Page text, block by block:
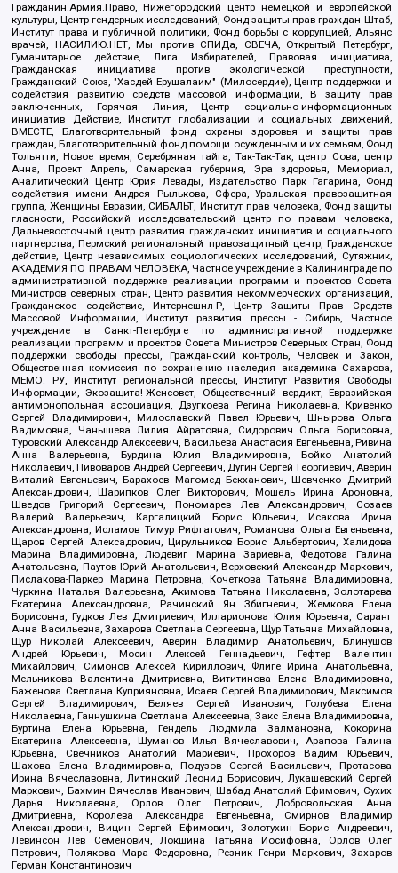
Гражданин.Армия.Право, Нижегородский центр немецкой и европейской
культуры, Центр гендерных исследований, Фонд защиты прав граждан Штаб,
Институт права и публичной политики, Фонд борьбы с коррупцией, Альянс
врачей, НАСИЛИЮ.НЕТ, Мы против СПИДа, СВЕЧА, Открытый Петербург,
Гуманитарное действие, Лига Избирателей, Правовая инициатива,
Гражданская инициатива против экологической преступности,
Гражданский Союз, "Хасдей Ерушалаим" (Милосердие), Центр поддержки и
содействия развитию средств массовой информации, В защиту прав
заключенных, Горячая Линия, Центр социально-информационных
инициатив Действие, Институт глобализации и социальных движений,
ВМЕСТЕ, Благотворительный фонд охраны здоровья и защиты прав
граждан, Благотворительный фонд помощи осужденным и их семьям, Фонд
Тольятти, Новое время, Серебряная тайга, Так-Так-Так, центр Сова, центр
Анна, Проект Апрель, Самарская губерния, Эра здоровья, Мемориал,
Аналитический Центр Юрия Левады, Издательство Парк Гагарина, Фонд
содействия имени Андрея Рылькова, Сфера, Уральская правозащитная
группа, Женщины Евразии, СИБАЛЬТ, Институт прав человека, Фонд защиты
гласности, Российский исследовательский центр по правам человека,
Дальневосточный центр развития гражданских инициатив и социального
партнерства, Пермский региональный правозащитный центр, Гражданское
действие, Центр независимых социологических исследований, Сутяжник,
АКАДЕМИЯ ПО ПРАВАМ ЧЕЛОВЕКА, Частное учреждение в Калининграде по
административной поддержке реализации программ и проектов Совета
Министров северных стран, Центр развития некоммерческих организаций,
Гражданское содействие, Интернешнл-Р, Центр Защиты Прав Средств
Массовой Информации, Институт развития прессы - Сибирь, Частное
учреждение в Санкт-Петербурге по административной поддержке
реализации программ и проектов Совета Министров Северных Стран, Фонд
поддержки свободы прессы, Гражданский контроль, Человек и Закон,
Общественная комиссия по сохранению наследия академика Сахарова,
МЕМО. РУ, Институт региональной прессы, Институт Развития Свободы
Информации, Экозащита!-Женсовет, Общественный вердикт, Евразийская
антимонопольная ассоциация, Дзугкоева Регина Николаевна, Кривенко
Сергей Владимирович, Милославский Павел Юрьевич, Шнырова Ольга
Вадимовна, Чанышева Лилия Айратовна, Сидорович Ольга Борисовна,
Туровский Александр Алексеевич, Васильева Анастасия Евгеньевна, Ривина
Анна Валерьевна, Бурдина Юлия Владимировна, Бойко Анатолий
Николаевич, Пивоваров Андрей Сергеевич, Дугин Сергей Георгиевич, Аверин
Виталий Евгеньевич, Барахоев Магомед Бекханович, Шевченко Дмитрий
Александрович, Шарипков Олег Викторович, Мошель Ирина Ароновна,
Шведов Григорий Сергеевич, Пономарев Лев Александрович, Созаев
Валерий Валерьевич, Каргалицкий Борис Юльевич, Исакова Ирина
Александровна, Исламов Тимур Рифгатович, Романова Ольга Евгеньевна,
Щаров Сергей Алексадрович, Цирульников Борис Альбертович, Халидова
Марина Владимировна, Людевиг Марина Зариевна, Федотова Галина
Анатольевна, Паутов Юрий Анатольевич, Верховский Александр Маркович,
Пислакова-Паркер Марина Петровна, Кочеткова Татьяна Владимировна,
Чуркина Наталья Валерьевна, Акимова Татьяна Николаевна, Золотарева
Екатерина Александровна, Рачинский Ян Збигневич, Жемкова Елена
Борисовна, Гудков Лев Дмитриевич, Илларионова Юлия Юрьевна, Саранг
Анна Васильевна, Захарова Светлана Сергеевна, Щур Татьяна Михайловна,
Щур Николай Алексеевич, Аверин Владимир Анатольевич, Блинушов
Андрей Юрьевич, Мосин Алексей Геннадьевич, Гефтер Валентин
Михайлович, Симонов Алексей Кириллович, Флиге Ирина Анатольевна,
Мельникова Валентина Дмитриевна, Вититинова Елена Владимировна,
Баженова Светлана Куприяновна, Исаев Сергей Владимирович, Максимов
Сергей Владимирович, Беляев Сергей Иванович, Голубева Елена
Николаевна, Ганнушкина Светлана Алексеевна, Закс Елена Владимировна,
Буртина Елена Юрьевна, Гендель Людмила Залмановна, Кокорина
Екатерина Алексеевна, Шуманов Илья Вячеславович, Арапова Галина
Юрьевна, Свечников Анатолий Мариевич, Прохоров Вадим Юрьевич,
Шахова Елена Владимировна, Подузов Сергей Васильевич, Протасова
Ирина Вячеславовна, Литинский Леонид Борисович, Лукашевский Сергей
Маркович, Бахмин Вячеслав Иванович, Шабад Анатолий Ефимович, Сухих
Дарья Николаевна, Орлов Олег Петрович, Добровольская Анна
Дмитриевна, Королева Александра Евгеньевна, Смирнов Владимир
Александрович, Вицин Сергей Ефимович, Золотухин Борис Андреевич,
Левинсон Лев Семенович, Локшина Татьяна Иосифовна, Орлов Олег
Петрович, Полякова Мара Федоровна, Резник Генри Маркович, Захаров
Герман Константинович